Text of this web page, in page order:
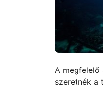
A megfelelő
szeretnék a